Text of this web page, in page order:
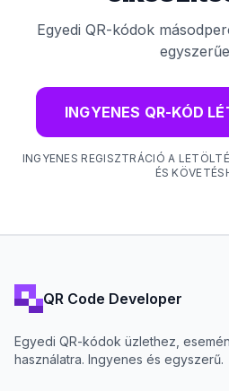
Egyedi QR-kódok
INGYENES QR-KÓD
INGYENES REGISZTRÁCIÓ A
ÉS
QR Code Developer
Egyedi QR-kódok üzlethez,
használatra. Ingyenes és egyszerű.